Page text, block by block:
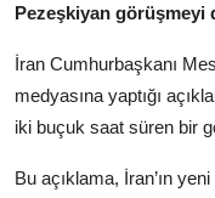
Pezeşkiyan görüşmeyi
İran Cumhurbaşkanı
medyasına yaptığı
iki buçuk saat süren bir
Bu açıklama, İran’ın